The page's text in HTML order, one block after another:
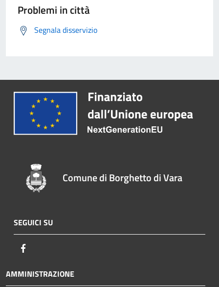
Problemi in città
Segnala disservizio
Comune di Borghetto di Vara
SEGUICI SU
AMMINISTRAZIONE